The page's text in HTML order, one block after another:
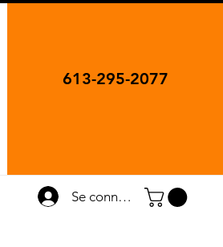
613-295-2077
Se connecter